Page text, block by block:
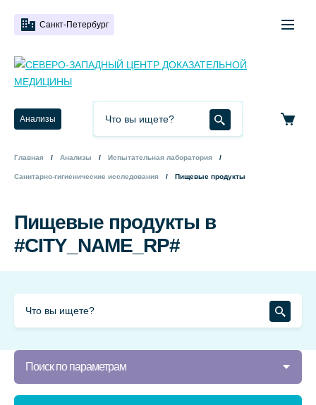
Санкт-Петербург
Анализы
Главная Анализы Испытательная лаборатория
Санитарно-гигиенические исследования Пищевые продукты
Пищевые продукты в
#CITY_NAME_RP#
Поиск по параметрам